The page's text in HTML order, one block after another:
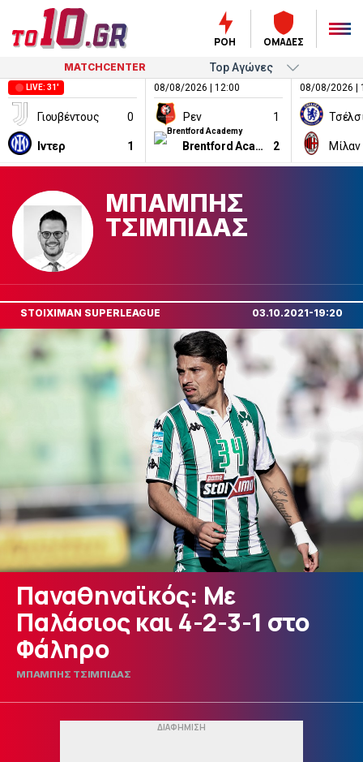
ΡΟΗ ΟΜΑΔΕΣ
MATCHCENTER
08/08/2026 | 12:00
Ρεν 1
Brentford Academy 2
LIVE: 31'
Γιουβέντους 0
Ιντερ 1
08/08/2026 |
Μίλαν
ΜΠΑΜΠΗΣ
ΤΣΙΜΠΙΔΑΣ
STOIXIMAN SUPERLEAGUE 03.10.2021-19:20
Παναθηναϊκός: Με
Παλάσιος και 4-2-3-1 στο
Φάληρο
ΜΠΑΜΠΗΣ ΤΣΙΜΠΙΔΑΣ